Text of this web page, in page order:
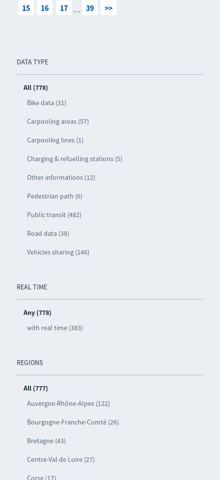
DATA TYPE
All (778)
Bike data (31)
Carpooling areas (57)
Carpooling lines (1)
Charging & refuelling stations (5)
Other informations (12)
Pedestrian path (6)
Public transit (482)
Road data (38)
Vehicles sharing (146)
REAL TIME
Any (778)
with real time (383)
REGIONS
All (777)
Auvergne-Rhône-Alpes (122)
Bourgogne-Franche-Comté (26)
Bretagne (43)
Centre-Val de Loire (27)
Corse (17)
15 16 17 … 39 >>